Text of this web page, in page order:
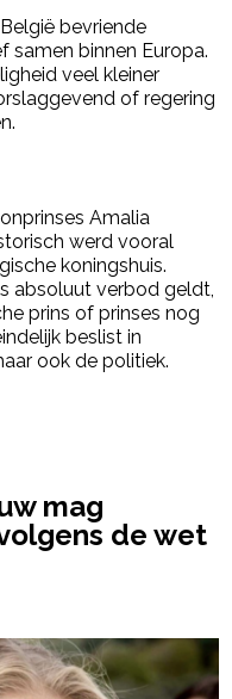
bevriende
samen binnen Europa.
veel kleiner
of regering
Amalia
werd vooral
koningshuis.
absoluut verbod geldt,
prins of prinses nog
beslist in
ook de politiek.
mag
de wet